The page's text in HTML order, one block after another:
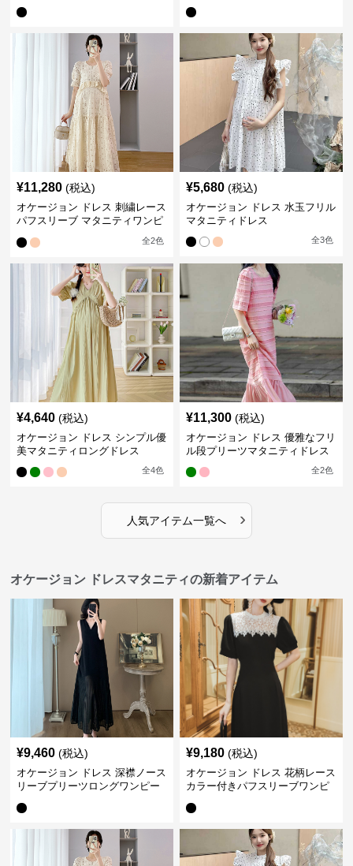
¥11,280 (税込)
オケージョン ドレス 刺繍レース
パフスリーブ マタニティワンピ
全2色
¥5,680 (税込)
オケージョン ドレス 水玉フリル
マタニティドレス
全3色
¥4,640 (税込)
オケージョン ドレス シンプル優
美マタニティロングドレス
全4色
¥11,300 (税込)
オケージョン ドレス 優雅なフリ
ル段プリーツマタニティドレス
全2色
人気アイテム一覧へ ›
オケージョン ドレスマタニティの新着アイテム
¥9,460 (税込)
オケージョン ドレス 深襟ノース
リーブプリーツロングワンピー
¥9,180 (税込)
オケージョン ドレス 花柄レース
カラー付きパフスリーブワンピ